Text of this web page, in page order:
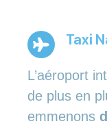
Taxi
L’aéroport
de plus en
emmenons